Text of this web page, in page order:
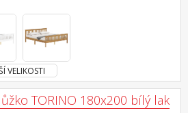
VELIKOSTI
TORINO 180x200 bílý lak